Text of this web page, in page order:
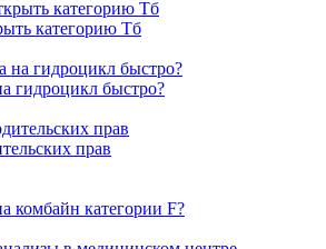
категорию Тб
гидроцикл быстро?
прав
комбайн категории F?